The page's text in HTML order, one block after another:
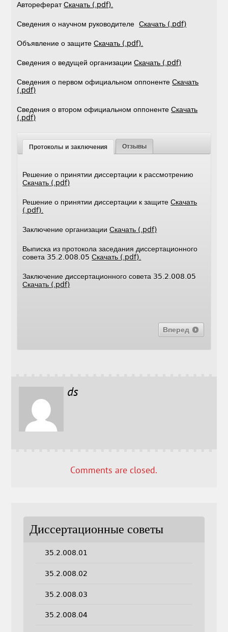
АвторефератСкачать (.pdf).
Сведения о научном руководителеСкачать (.pdf)
Объявление о защитеСкачать (.pdf).
Сведения о ведущей организацииСкачать (.pdf)
Сведения о первом официальном оппонентеСкачать
(.pdf)
Сведения о втором официальном оппонентеСкачать
(.pdf)
Протоколы и заключения Отзывы
Решение о принятии диссертации к рассмотрению
Скачать (.pdf)
Решение о принятии диссертации к защитеСкачать
(.pdf).
Заключение организацииСкачать (.pdf)
Выписка из протокола заседания диссертационного
совета 35.2.008.05Скачать (.pdf).
Заключение диссертационного совета 35.2.008.05
Скачать (.pdf)
Вперед
ds
Comments are closed.
Диссертационные советы
35.2.008.01
35.2.008.02
35.2.008.03
35.2.008.04